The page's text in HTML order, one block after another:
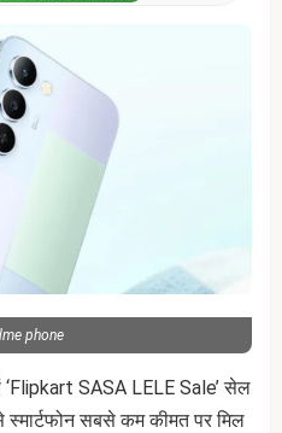
phone
‘Flipkart SASA LELE Sale’ सेल
सबसे कम कीमत पर मिल